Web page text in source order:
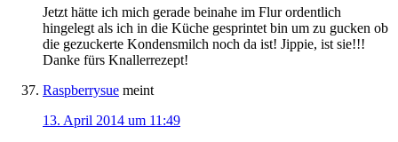
Jetzt hätte ich mich gerade beinahe im Flur ordentlich
hingelegt als ich in die Küche gesprintet bin um zu gucken ob
die gezuckerte Kondensmilch noch da ist! Jippie, ist sie!!!
Danke fürs Knallerrezept!
Raspberrysue meint
13. April 2014 um 11:49